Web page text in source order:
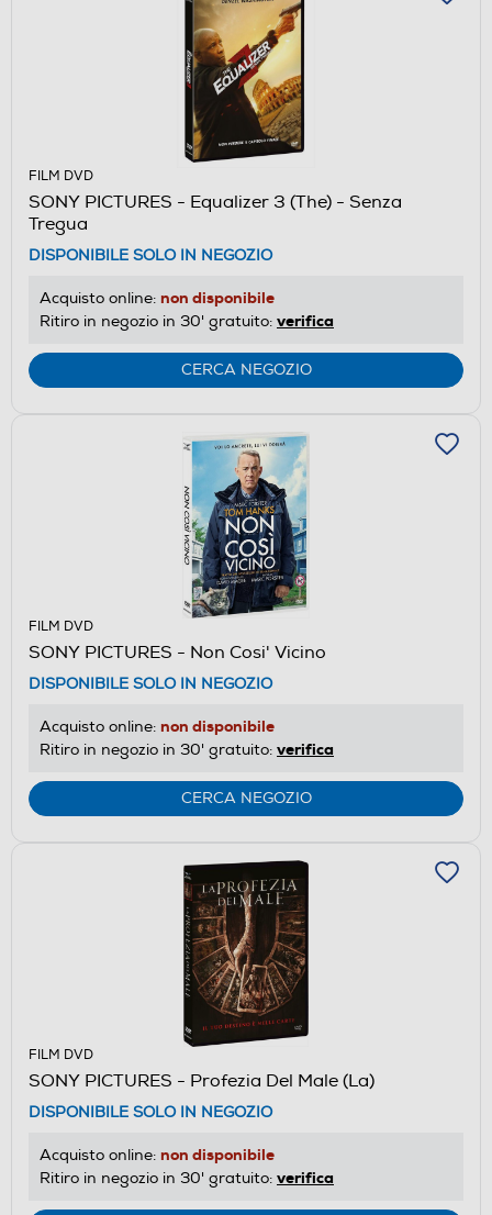
FILM DVD
SONY PICTURES - Equalizer 3 (The) - Senza
Tregua
DISPONIBILE SOLO IN NEGOZIO
Acquisto online: non disponibile
Ritiro in negozio in 30' gratuito: verifica
CERCA NEGOZIO
FILM DVD
SONY PICTURES - Non Cosi' Vicino
DISPONIBILE SOLO IN NEGOZIO
Acquisto online: non disponibile
Ritiro in negozio in 30' gratuito: verifica
CERCA NEGOZIO
FILM DVD
SONY PICTURES - Profezia Del Male (La)
DISPONIBILE SOLO IN NEGOZIO
Acquisto online: non disponibile
Ritiro in negozio in 30' gratuito: verifica